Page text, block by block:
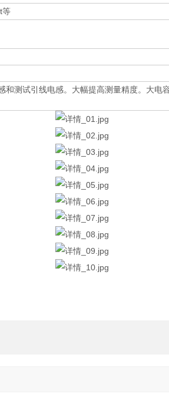
等
和测试引线电感。大幅提高测量精度。大电